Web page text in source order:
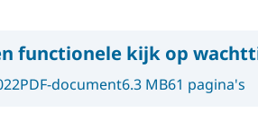
functionele kijk op
PDF-document6.3 MB61 pagina's